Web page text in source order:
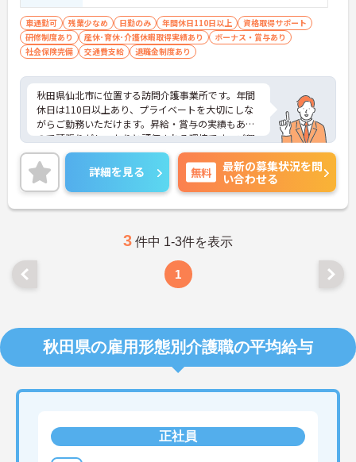
力程度
車通勤可 残業少なめ 日勤のみ 年間休日110日以上
資格取得サポート
研修制度あり
産休･育休･介護休暇取得実績あり
ボーナス・賞与あり
社会保険完備
交通費支給 退職金制度あり
秋田県仙北市に位置する訪問介護事業所です。年間
休日は110日以上あり、プライベートを大切にしな
がらご勤務いただけます。昇給・賞与の実績もある
ので頑張りがしっかりと評価される環境です。ご興
味をお持ちの方はお気軽にお問い合わせください。
詳細を見る 無料
最新の募集状況を問
い合わせる
3 件中 1-3件を表示
1
秋田県の雇用形態別介護職の平均給与
正社員